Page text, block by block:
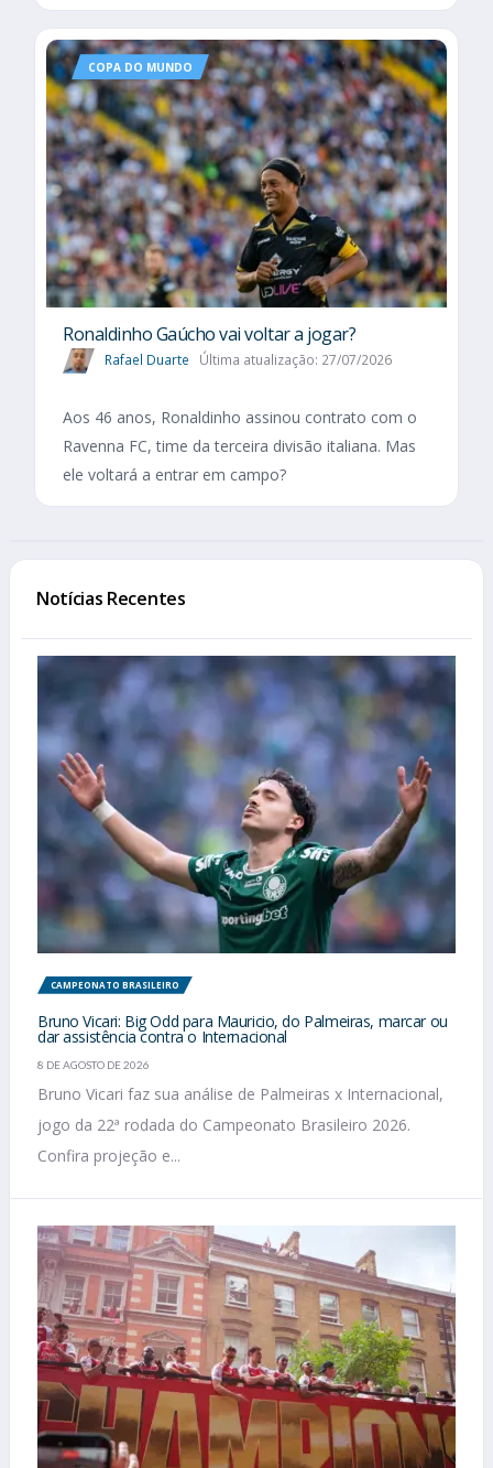
COPA DO MUNDO
Ronaldinho Gaúcho vai voltar a jogar?
Rafael Duarte Última atualização: 27/07/2026
Aos 46 anos, Ronaldinho assinou contrato com o
Ravenna FC, time da terceira divisão italiana. Mas
ele voltará a entrar em campo?
Notícias Recentes
CAMPEONATO BRASILEIRO
Bruno Vicari: Big Odd para Mauricio, do Palmeiras, marcar ou
dar assistência contra o Internacional
8 DE AGOSTO DE 2026
Bruno Vicari faz sua análise de Palmeiras x Internacional,
jogo da 22ª rodada do Campeonato Brasileiro 2026.
Confira projeção e...